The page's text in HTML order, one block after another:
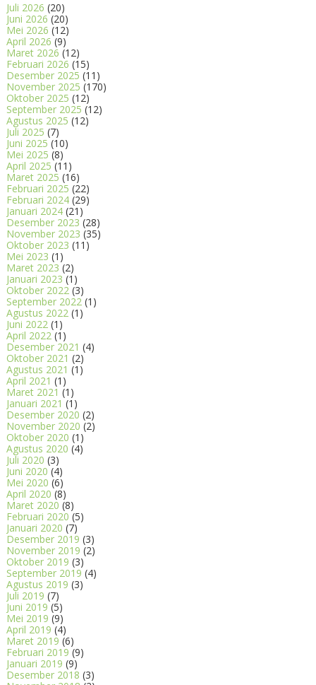
Juli 2026 (20)
Juni 2026 (20)
Mei 2026 (12)
April 2026 (9)
Maret 2026 (12)
Februari 2026 (15)
Desember 2025 (11)
November 2025 (170)
Oktober 2025 (12)
September 2025 (12)
Agustus 2025 (12)
Juli 2025 (7)
Juni 2025 (10)
Mei 2025 (8)
April 2025 (11)
Maret 2025 (16)
Februari 2025 (22)
Februari 2024(29)
Januari 2024(21)
Desember 2023 (28)
November 2023 (35)
Oktober 2023 (11)
Mei 2023 (1)
Maret 2023 (2)
Januari 2023 (1)
Oktober 2022(3)
September 2022(1)
Agustus 2022(1)
Juni 2022(1)
April 2022(1)
Desember 2021 (4)
Oktober 2021 (2)
Agustus 2021 (1)
April 2021 (1)
Maret 2021 (1)
Januari 2021 (1)
Desember 2020 (2)
November 2020 (2)
Oktober 2020 (1)
Agustus 2020 (4)
Juli 2020 (3)
Juni 2020 (4)
Mei 2020 (6)
April 2020 (8)
Maret 2020 (8)
Februari 2020 (5)
Januari 2020 (7)
Desember 2019 (3)
November 2019 (2)
Oktober 2019 (3)
September 2019 (4)
Agustus 2019 (3)
Juli 2019 (7)
Juni 2019 (5)
Mei 2019 (9)
April 2019 (4)
Maret 2019 (6)
Februari 2019 (9)
Januari 2019 (9)
Desember 2018 (3)